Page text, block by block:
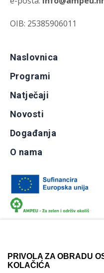
PRIVOLA ZA OBRADU
KOLAČIĆA
OIB: 25385906011
Naslovnica
Programi
Natječaji
Novosti
Događanja
O nama